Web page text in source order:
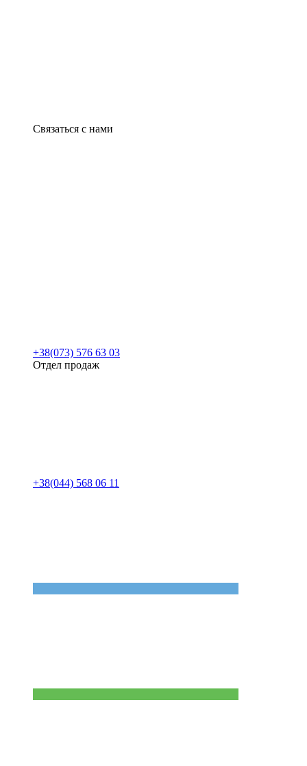
Связаться с нами
+38(073) 576 63 03
Отдел продаж
+38(044) 568 06 11